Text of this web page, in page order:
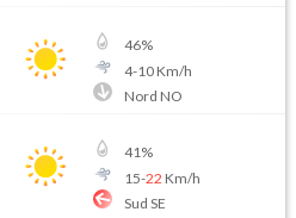
46%
4-10Km/h
Nord NO
41%
15-22 Km/h
Sud SE